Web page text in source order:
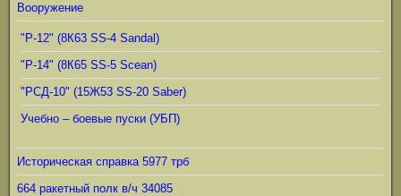
Вооружение
"Р-12" (8К63 SS-4 Sandal)
"Р-14" (8К65 SS-5 Scean)
"РСД-10" (15Ж53 SS-20 Saber)
Учебно – боевые пуски (УБП)
Историческая справка 5977 трб
664 ракетный полк в/ч 34085